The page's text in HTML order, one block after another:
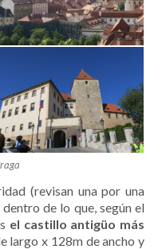
(revisan una por una
de lo que, según el
el castillo antigüo más
largo x 128m de ancho y